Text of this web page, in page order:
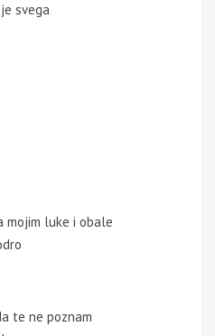
svega
mojim luke i obale
te ne poznam